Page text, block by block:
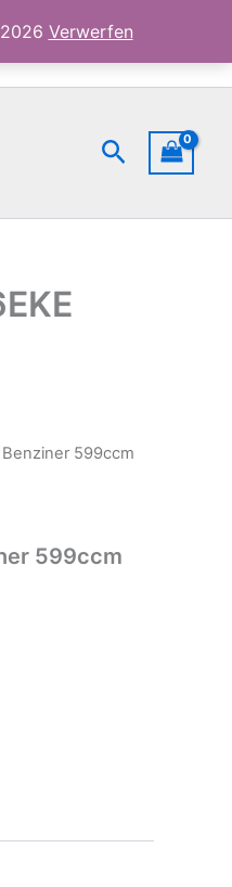
Verwerfen
Suchen
599ccm
599ccm